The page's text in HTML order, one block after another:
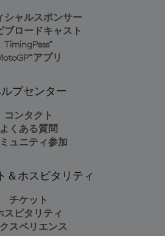
シャルスポンサー
ブロードキャスト
TimingPass™
アプリ
プセンター
コンタクト
よくある質問
ュニティ参加
＆ホスピタリティ
チケット
スピタリティ
スペリエンス